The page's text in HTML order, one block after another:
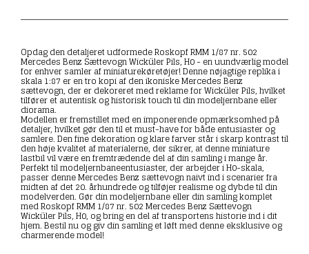
Opdag den detaljeret udformede Roskopf RMM 1/87 nr. 502
Mercedes Benz Sættevogn Wicküler Pils, H0 - en uundværlig model
for enhver samler af miniaturekøretøjer! Denne nøjagtige replika i
skala 1:87 er en tro kopi af den ikoniske Mercedes Benz
sættevogn, der er dekoreret med reklame for Wicküler Pils, hvilket
tilfører et autentisk og historisk touch til din modeljernbane eller
diorama.
Modellen er fremstillet med en imponerende opmærksomhed på
detaljer, hvilket gør den til et must-have for både entusiaster og
samlere. Den fine dekoration og klare farver står i skarp kontrast til
den høje kvalitet af materialerne, der sikrer, at denne miniature
lastbil vil være en fremtrædende del af din samling i mange år.
Perfekt til modeljernbaneentusiaster, der arbejder i H0-skala,
passer denne Mercedes Benz sættevogn naivt ind i scenarier fra
midten af det 20. århundrede og tilføjer realisme og dybde til din
modelverden. Gør din modeljernbane eller din samling komplet
med Roskopf RMM 1/87 nr. 502 Mercedes Benz Sættevogn
Wicküler Pils, H0, og bring en del af transportens historie ind i dit
hjem. Bestil nu og giv din samling et løft med denne eksklusive og
charmerende model!